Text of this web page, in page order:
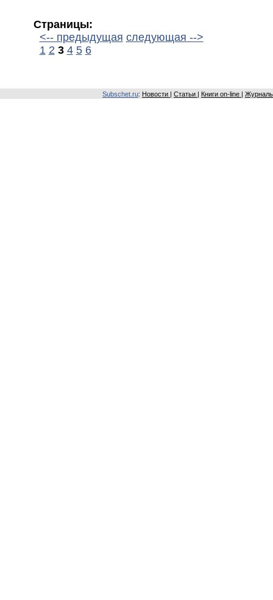
Страницы:
<-- предыдущая следующая -->
1 2 3 4 5 6
Subschet.ru: Новости Статьи Книги on-line